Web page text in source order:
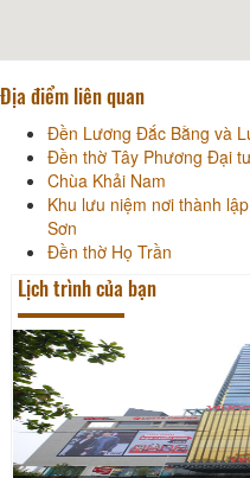
Địa điểm liên quan
Đền Lương Đắc Bằng và
Đền thờ Tây Phương Đại
Chùa Khải Nam
Khu lưu niệm nơi thành
Sơn
Đền thờ Họ Trần
Lịch trình của bạn